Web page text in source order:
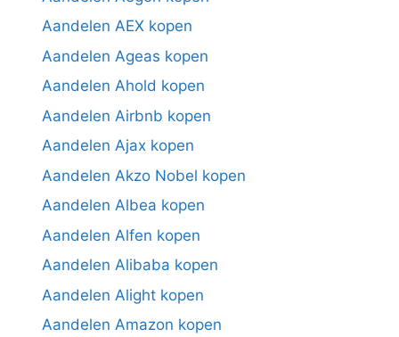
Aandelen AEX kopen
Aandelen Ageas kopen
Aandelen Ahold kopen
Aandelen Airbnb kopen
Aandelen Ajax kopen
Aandelen Akzo Nobel kopen
Aandelen Albea kopen
Aandelen Alfen kopen
Aandelen Alibaba kopen
Aandelen Alight kopen
Aandelen Amazon kopen